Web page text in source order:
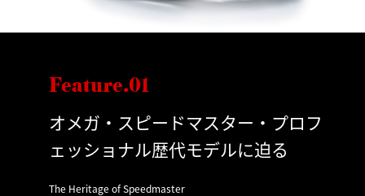
Feature.01
オメガ・スピードマスター・プロフ
ェッショナル歴代モデルに迫る
The Heritage of Speedmaster